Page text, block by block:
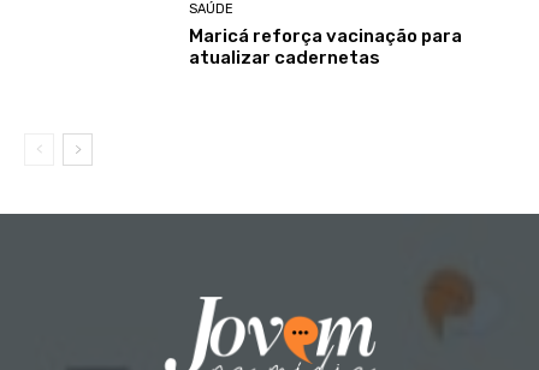
SAÚDE
Maricá reforça vacinação para
atualizar cadernetas